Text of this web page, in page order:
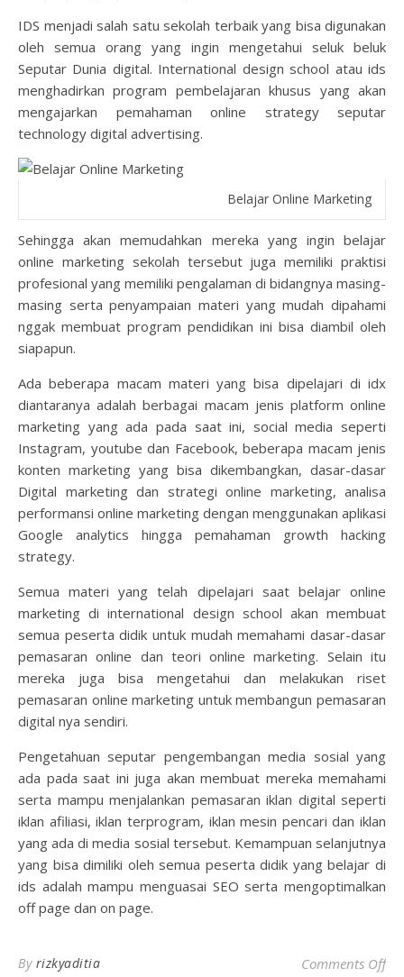
IDS menjadi salah satu sekolah terbaik yang bisa digunakan
oleh semua orang yang ingin mengetahui seluk beluk
Seputar Dunia digital. International design school atau ids
menghadirkan program pembelajaran khusus yang akan
mengajarkan pemahaman online strategy seputar
technology digital advertising.
Belajar Online Marketing
Sehingga akan memudahkan mereka yang ingin belajar
online marketing sekolah tersebut juga memiliki praktisi
profesional yang memiliki pengalaman di bidangnya masing-
masing serta penyampaian materi yang mudah dipahami
nggak membuat program pendidikan ini bisa diambil oleh
siapapun.
Ada beberapa macam materi yang bisa dipelajari di idx
diantaranya adalah berbagai macam jenis platform online
marketing yang ada pada saat ini, social media seperti
Instagram, youtube dan Facebook, beberapa macam jenis
konten marketing yang bisa dikembangkan, dasar-dasar
Digital marketing dan strategi online marketing, analisa
performansi online marketing dengan menggunakan aplikasi
Google analytics hingga pemahaman growth hacking
strategy.
Semua materi yang telah dipelajari saat belajar online
marketing di international design school akan membuat
semua peserta didik untuk mudah memahami dasar-dasar
pemasaran online dan teori online marketing. Selain itu
mereka juga bisa mengetahui dan melakukan riset
pemasaran online marketing untuk membangun pemasaran
digital nya sendiri.
Pengetahuan seputar pengembangan media sosial yang
ada pada saat ini juga akan membuat mereka memahami
serta mampu menjalankan pemasaran iklan digital seperti
iklan afiliasi, iklan terprogram, iklan mesin pencari dan iklan
yang ada di media sosial tersebut. Kemampuan selanjutnya
yang bisa dimiliki oleh semua peserta didik yang belajar di
ids adalah mampu menguasai SEO serta mengoptimalkan
off page dan on page.
By rizkyaditia Comments Offon